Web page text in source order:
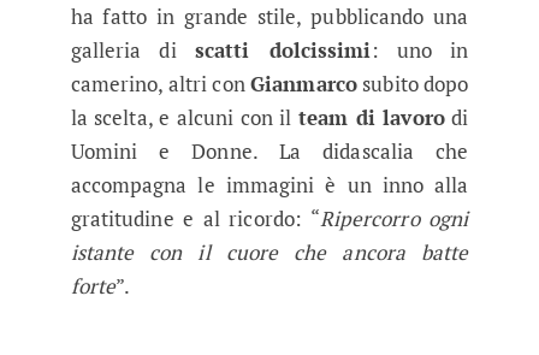
ha fatto in grande stile, pubblicando una
galleria di scatti dolcissimi: uno in
camerino, altri conGianmarcosubito dopo
la scelta, e alcuni con il team di lavorodi
Uomini e Donne. La didascalia che
accompagna le immagini è un inno alla
gratitudine e al ricordo: “Ripercorro ogni
istante con il cuore che ancora batte
forte”.